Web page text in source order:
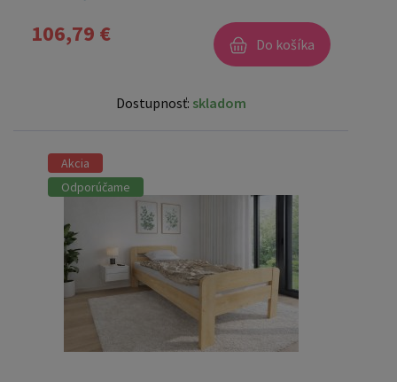
106,79 € Do košíka
Dostupnosť: skladom
Akcia
Odporúčame